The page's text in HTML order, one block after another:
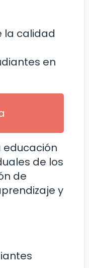
la calidad
en
educación
de los
de
y